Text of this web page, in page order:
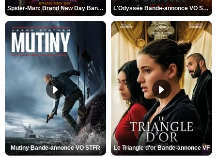
Spider-Man: Brand New Day Bande-annonce VO STFR L'Odyssée Bande-annonce VO STFR
Mutiny Bande-annonce VO STFR Le Triangle d'or Bande-annonce VF